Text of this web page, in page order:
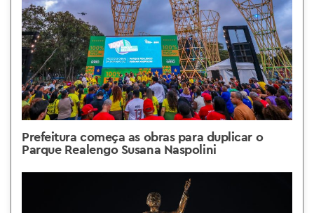
Prefeitura começa as obras para duplicar o
Parque Realengo Susana Naspolini